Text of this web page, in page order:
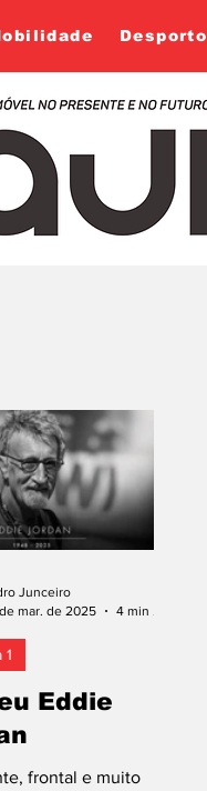
Desporto
Eddie
frontal e muito
1
Junceiro
mar. de 2025
4 min de leitura